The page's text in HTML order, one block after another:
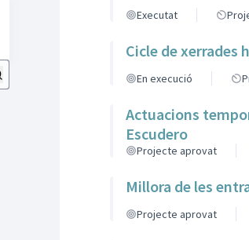
Executat
Cicle de xerrades
En execució
Actuacions
Escudero
Projecte aprovat
Millora de les
Projecte aprovat